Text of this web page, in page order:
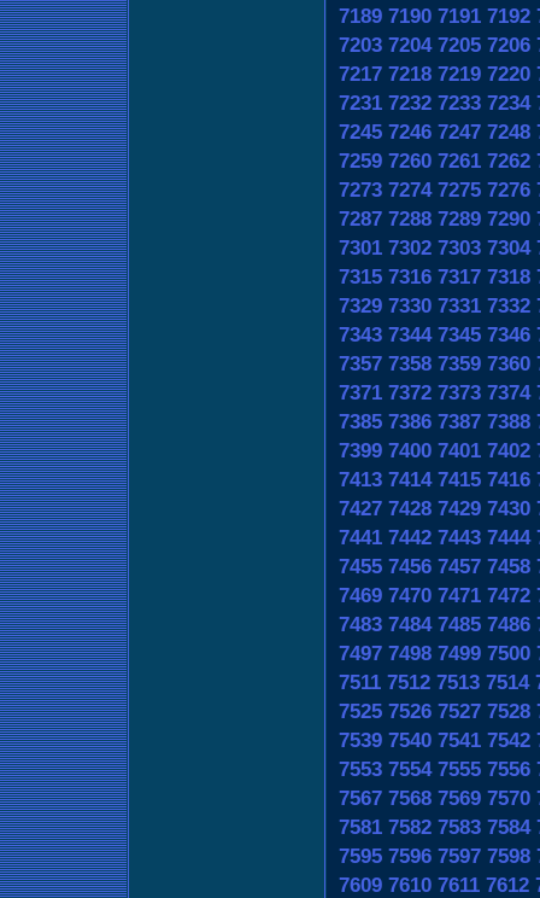
7189 7190 7191 7192
7203 7204 7205 7206
7217 7218 7219 7220
7231 7232 7233 7234
7245 7246 7247 7248
7259 7260 7261 7262
7273 7274 7275 7276
7287 7288 7289 7290
7301 7302 7303 7304
7315 7316 7317 7318
7329 7330 7331 7332
7343 7344 7345 7346
7357 7358 7359 7360
7371 7372 7373 7374
7385 7386 7387 7388
7399 7400 7401 7402
7413 7414 7415 7416
7427 7428 7429 7430
7441 7442 7443 7444
7455 7456 7457 7458
7469 7470 7471 7472
7483 7484 7485 7486
7497 7498 7499 7500
7511 7512 7513 7514
7525 7526 7527 7528
7539 7540 7541 7542
7553 7554 7555 7556
7567 7568 7569 7570
7581 7582 7583 7584
7595 7596 7597 7598
7609 7610 7611 7612